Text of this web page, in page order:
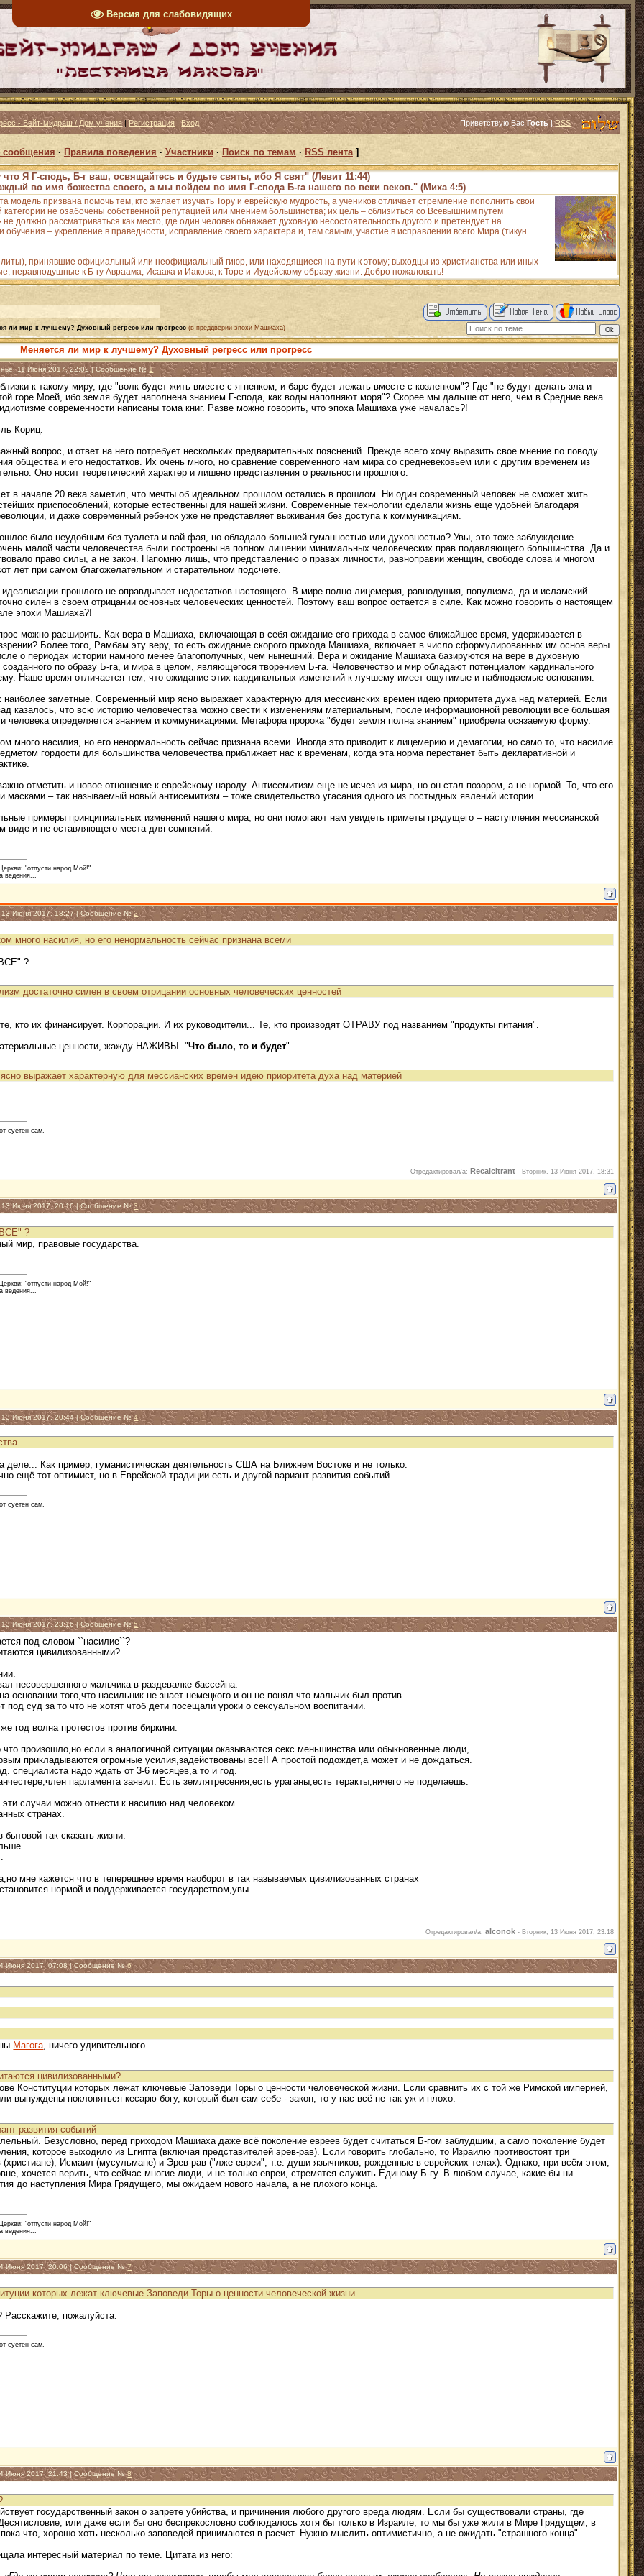
Версия для слабовидящих
- Бейт-мидраш / Дом учения|Регистрация|Вход Приветствую Вас Гость|RSS
· Правила поведения · Участники· Поиск по темам · RSS лента]
Я Г-сподь, Б-г ваш, освящайтесь и будьте святы, ибо Я свят" (Левит 11:44)
во имя божества своего, а мы пойдем во имя Г-спода Б-га нашего во веки веков." (Миха 4:5)
модель призвана помочь тем, кто желает изучать Тору и еврейскую мудрость, а учеников отличает стремление пополнить свои
не озабочены собственной репутацией или мнением большинства; их цель – сблизиться со Всевышним путем
рассматриваться как место, где один человек обнажает духовную несостоятельность другого и претендует на
– укрепление в праведности, исправление своего характера и, тем самым, участие в исправлении всего Мира (тикун
принявшие официальный или неофициальный гиюр, или находящиеся на пути к этому; выходцы из христианства или иных
неравнодушные к Б-гу Авраама, Исаака и Иакова, к Торе и Иудейскому образу жизни. Добро пожаловать!
ли мир к лучшему? Духовный регресс или прогресс (в преддверии эпохи Машиаха)
Меняется ли мир к лучшему? Духовный регресс или прогресс
11 Июня 2017, 22:02 | Сообщение № 1
к такому миру, где "волк будет жить вместе с ягненком, и барс будет лежать вместе с козленком"? Где "не будут делать зла и
горе Моей, ибо земля будет наполнена знанием Г-спода, как воды наполняют моря"? Скорее мы дальше от него, чем в Средние века…
современности написаны тома книг. Разве можно говорить, что эпоха Машиаха уже началась?!
Кориц:
вопрос, и ответ на него потребует нескольких предварительных пояснений. Прежде всего хочу выразить свое мнение по поводу
общества и его недостатков. Их очень много, но сравнение современного нам мира со средневековьем или с другим временем из
Оно носит теоретический характер и лишено представления о реальности прошлого.
в начале 20 века заметил, что мечты об идеальном прошлом остались в прошлом. Ни один современный человек не сможет жить
приспособлений, которые естественны для нашей жизни. Современные технологии сделали жизнь еще удобней благодаря
и даже современный ребенок уже не представляет выживания без доступа к коммуникациям.
было неудобным без туалета и вай-фая, но обладало большей гуманностью или духовностью? Увы, это тоже заблуждение.
малой части человечества были построены на полном лишении минимальных человеческих прав подавляющего большинства. Да и
право силы, а не закон. Напомню лишь, что представлению о правах личности, равноправии женщин, свободе слова и многом
лет при самом благожелательном и старательном подсчете.
идеализации прошлого не оправдывает недостатков настоящего. В мире полно лицемерия, равнодушия, популизма, да и исламский
силен в своем отрицании основных человеческих ценностей. Поэтому ваш вопрос остается в силе. Как можно говорить о настоящем
эпохи Машиаха?!
можно расширить. Как вера в Машиаха, включающая в себя ожидание его прихода в самое ближайшее время, удерживается в
Более того, Рамбам эту веру, то есть ожидание скорого прихода Машиаха, включает в число сформулированных им основ веры.
о периодах истории намного менее благополучных, чем нынешний. Вера и ожидание Машиаха базируются на вере в духовную
созданного по образу Б-га, и мира в целом, являющегося творением Б-га. Человечество и мир обладают потенциалом кардинального
Наше время отличается тем, что ожидание этих кардинальных изменений к лучшему имеет ощутимые и наблюдаемые основания.
заметные. Современный мир ясно выражает характерную для мессианских времен идею приоритета духа над материей. Если
казалось, что всю историю человечества можно свести к изменениям материальным, после информационной революции все большая
человека определяется знанием и коммуникациями. Метафора пророка "будет земля полна знанием" приобрела осязаемую форму.
много насилия, но его ненормальность сейчас признана всеми. Иногда это приводит к лицемерию и демагогии, но само то, что насилие
гордости для большинства человечества приближает нас к временам, когда эта норма перестанет быть декларативной и
отметить и новое отношение к еврейскому народу. Антисемитизм еще не исчез из мира, но он стал позором, а не нормой. То, что его
масками – так называемый новый антисемитизм – тоже свидетельство угасания одного из постыдных явлений истории.
примеры принципиальных изменений нашего мира, но они помогают нам увидеть приметы грядущего – наступления мессианской
виде и не оставляющего места для сомнений.
"отпусти народ Мой!"
ведения...
13 Июня 2017, 18:27 | Сообщение №2
много насилия, но его ненормальность сейчас признана всеми
?
достаточно силен в своем отрицании основных человеческих ценностей
кто их финансирует. Корпорации. И их руководители... Те, кто производят ОТРАВУ под названием "продукты питания".
ценности, жажду НАЖИВЫ. "Что было, то и будет".
выражает характерную для мессианских времен идею приоритета духа над материей
суетен сам.
Отредактировал/а: Recalcitrant - Вторник, 13 Июня 2017, 18:31
13 Июня 2017, 20:16 | Сообщение №3
?
мир, правовые государства.
"отпусти народ Мой!"
ведения...
13 Июня 2017, 20:44 | Сообщение №4
деле... Как пример, гуманистическая деятельность США на Ближнем Востоке и не только.
ещё тот оптимист, но в Еврейской традиции есть и другой вариант развития событий...
суетен сам.
13 Июня 2017, 23:16 | Сообщение №5
под словом ``насилие``?
цивилизованными?
несовершенного мальчика в раздевалке бассейна.
основании того,что насильник не знает немецкого и он не понял что мальчик был против.
под суд за то что не хотят чтоб дети посещали уроки о сексуальном воспитании.
год волна протестов против биркини.
произошло,но если в аналогичной ситуации оказываются секс меньшинства или обыкновенные люди,
прикладываются огромные усилия,задействованы все!! А простой подождет,а может и не дождаться.
специалиста надо ждать от 3-6 месяцев,а то и год.
парламента заявил. Есть землятресения,есть ураганы,есть теракты,ничего не поделаешь.
случаи можно отнести к насилию над человеком.
странах.
бытовой так сказать жизни.
мне кажется что в теперешнее время наоборот в так называемых цивилизованных странах
нормой и поддерживается государством,увы.
Отредактировал/а:alconok - Вторник, 13 Июня 2017, 23:18
Июня 2017, 07:08 | Сообщение №6
Магога , ничего удивительного.
цивилизованными?
Конституции которых лежат ключевые Заповеди Торы о ценности человеческой жизни. Если сравнить их с той же Римской империей,
вынуждены поклоняться кесарю-богу, который был сам себе - закон, то у нас всё не так уж и плохо.
развития событий
Безусловно, перед приходом Машиаха даже всё поколение евреев будет считаться Б-гом заблудшим, а само поколение будет
которое выходило из Египта (включая представителей эрев-рав). Если говорить глобально, то Израилю противостоят три
(христиане), Исмаил (мусульмане) и Эрев-рав ("лже-евреи", т.е. души язычников, рожденные в еврейских телах). Однако, при всём этом,
хочется верить, что сейчас многие люди, и не только евреи, стремятся служить Единому Б-гу. В любом случае, какие бы ни
до наступления Мира Грядущего, мы ожидаем нового начала, а не плохого конца.
"отпусти народ Мой!"
ведения...
Июня 2017, 20:06 | Сообщение №7
которых лежат ключевые Заповеди Торы о ценности человеческой жизни.
Расскажите, пожалуйста.
суетен сам.
Июня 2017, 21:43 | Сообщение №8
государственный закон о запрете убийства, и причинения любого другого вреда людям. Если бы существовали страны, где
или даже если бы оно беспрекословно соблюдалось хотя бы только в Израиле, то мы бы уже жили в Мире Грядущем, в
что, хорошо хоть несколько заповедей принимаются в расчет. Нужно мыслить оптимистично, а не ожидать "страшного конца".
интересный материал по теме. Цитата из него: